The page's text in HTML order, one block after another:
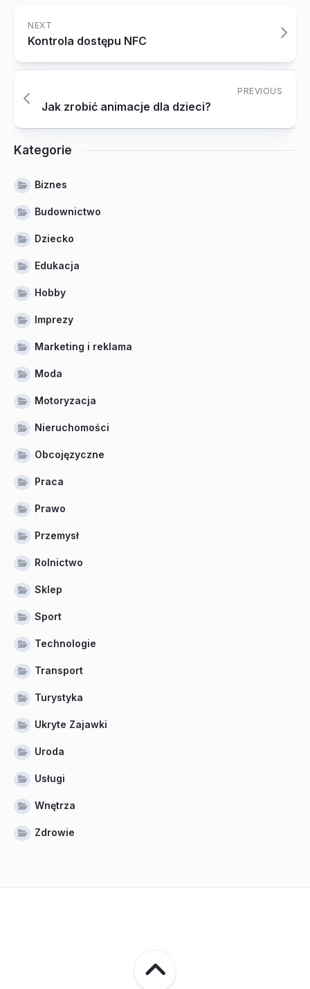
NEXT
Kontrola dostępu NFC
PREVIOUS
Jak zrobić animacje dla dzieci?
Kategorie
Biznes
Budownictwo
Dziecko
Edukacja
Hobby
Imprezy
Marketing i reklama
Moda
Motoryzacja
Nieruchomości
Obcojęzyczne
Praca
Prawo
Przemysł
Rolnictwo
Sklep
Sport
Technologie
Transport
Turystyka
Ukryte Zajawki
Uroda
Usługi
Wnętrza
Zdrowie